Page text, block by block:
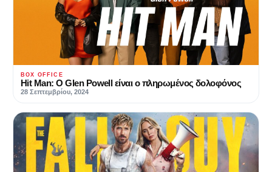
BOX OFFICE
Hit Man: O Glen Powell είναι ο πληρωμένος δολοφόνος
28 Σεπτεμβρίου, 2024